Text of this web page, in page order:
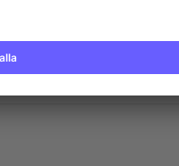
från 8,44 kr